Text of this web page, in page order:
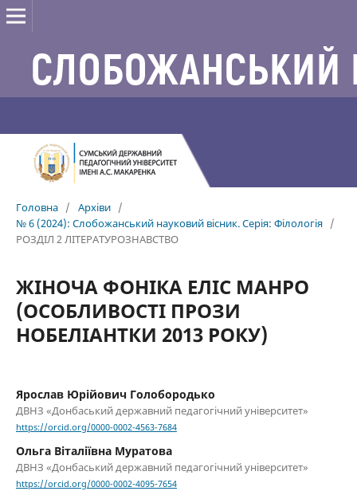
Головна / Архіви /
№ 6 (2024): Слобожанський науковий вісник. Серія: Філологія /
РОЗДІЛ 2 ЛІТЕРАТУРОЗНАВСТВО
ЖІНОЧА ФОНІКА ЕЛІС МАНРО
(ОСОБЛИВОСТІ ПРОЗИ
НОБЕЛІАНТКИ 2013 РОКУ)
Ярослав Юрійович Голобородько
ДВНЗ «Донбаський державний педагогічний університет»
https://orcid.org/0000-0002-4563-7684
Ольга Віталіївна Муратова
ДВНЗ «Донбаський державний педагогічний університет»
https://orcid.org/0000-0002-4095-7654